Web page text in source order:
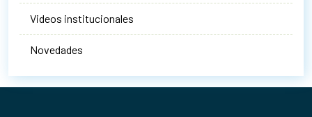
Videos institucionales
Novedades